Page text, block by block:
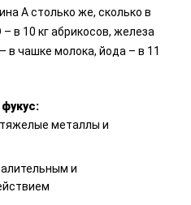
А столько же, сколько в
в 10 кг абрикосов, железа
в чашке молока, йода – в 11
металлы и
и